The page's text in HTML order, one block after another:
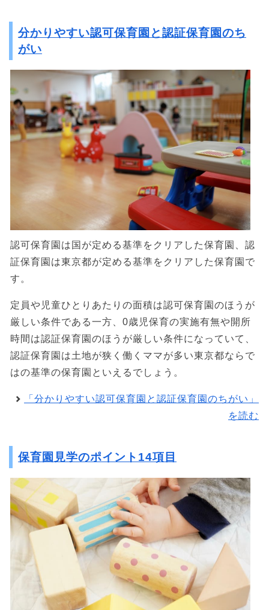
分かりやすい認可保育園と認証保育園のち
がい
認可保育園は国が定める基準をクリアした保育園、認
証保育園は東京都が定める基準をクリアした保育園で
す。
定員や児童ひとりあたりの面積は認可保育園のほうが
厳しい条件である一方、0歳児保育の実施有無や開所
時間は認証保育園のほうが厳しい条件になっていて、
認証保育園は土地が狭く働くママが多い東京都ならで
はの基準の保育園といえるでしょう。
「分かりやすい認可保育園と認証保育園のちがい」
を読む
保育園見学のポイント14項目